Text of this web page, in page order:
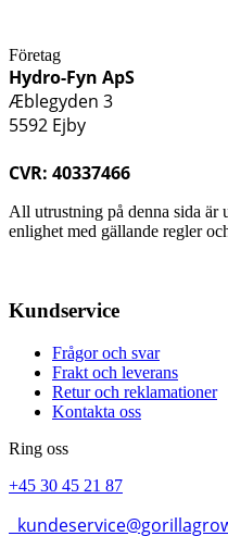
Företag
Hydro-Fyn ApS
Æblegyden 3
5592 Ejby
CVR: 40337466
All utrustning på denna sida
enlighet med gällande regler
Kundservice
Frågor och svar
Frakt och leverans
Retur och reklamationer
Kontakta oss
Ring oss
+45 30 45 21 87